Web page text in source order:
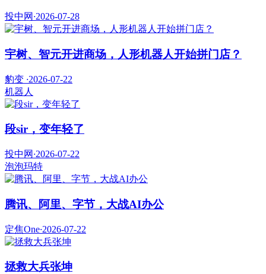
投中网 ·2026-07-28
宇树、智元开进商场，人形机器人开始拼门店？
豹变 ·2026-07-22
机器人
段sir，变年轻了
投中网 ·2026-07-22
泡泡玛特
腾讯、阿里、字节，大战AI办公
定焦One·2026-07-22
拯救大兵张坤